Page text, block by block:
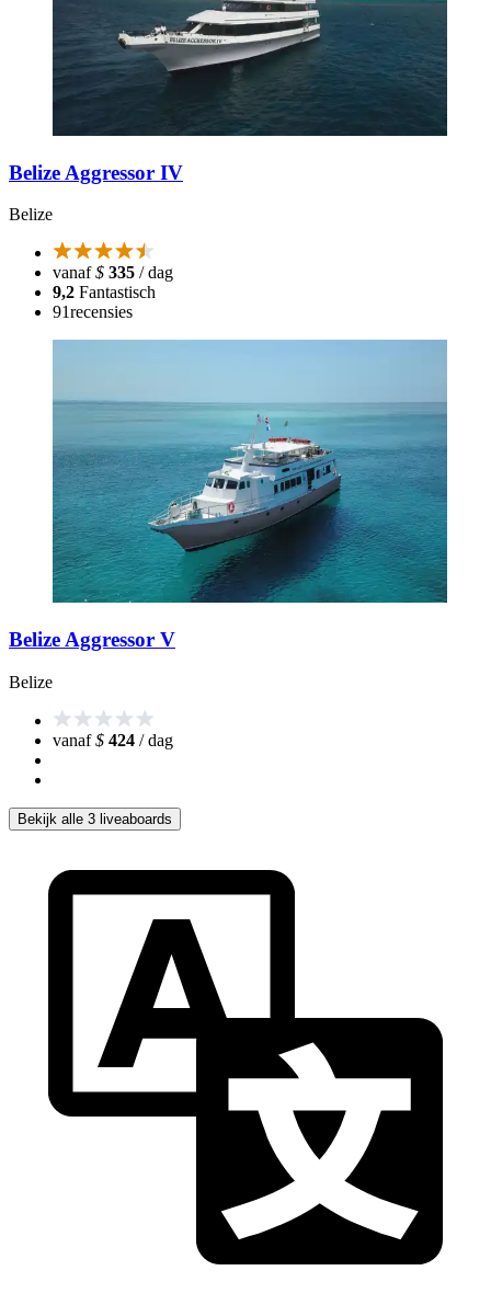
Belize Aggressor IV
Belize
vanaf$ 335 / dag
9,2 Fantastisch
91recensies
Belize Aggressor V
Belize
vanaf$ 424 / dag
Bekijk alle 3 liveaboards